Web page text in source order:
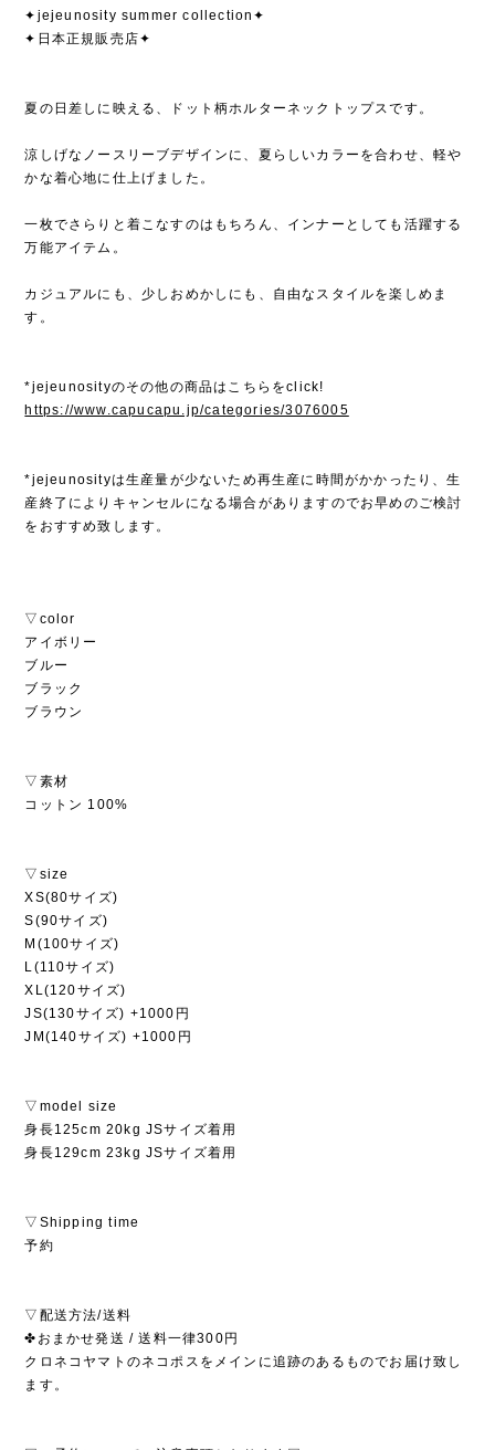
✦jejeunosity summer collection✦
✦日本正規販売店✦
夏の日差しに映える、ドット柄ホルターネックトップスです。
涼しげなノースリーブデザインに、夏らしいカラーを合わせ、軽や
かな着心地に仕上げました。
一枚でさらりと着こなすのはもちろん、インナーとしても活躍する
万能アイテム。
カジュアルにも、少しおめかしにも、自由なスタイルを楽しめま
す。
*jejeunosityのその他の商品はこちらをclick!
https://www.capucapu.jp/categories/3076005
*jejeunosityは生産量が少ないため再生産に時間がかかったり、生
産終了によりキャンセルになる場合がありますのでお早めのご検討
をおすすめ致します。
▽color
アイボリー
ブルー
ブラック
ブラウン
▽素材
コットン 100%
▽size
XS(80サイズ)
S(90サイズ)
M(100サイズ)
L(110サイズ)
XL(120サイズ)
JS(130サイズ) +1000円
JM(140サイズ) +1000円
▽model size
身長125cm 20kg JSサイズ着用
身長129cm 23kg JSサイズ着用
▽Shipping time
予約
▽配送方法/送料
✤おまかせ発送 / 送料一律300円
クロネコヤマトのネコポスをメインに追跡のあるものでお届け致し
ます。